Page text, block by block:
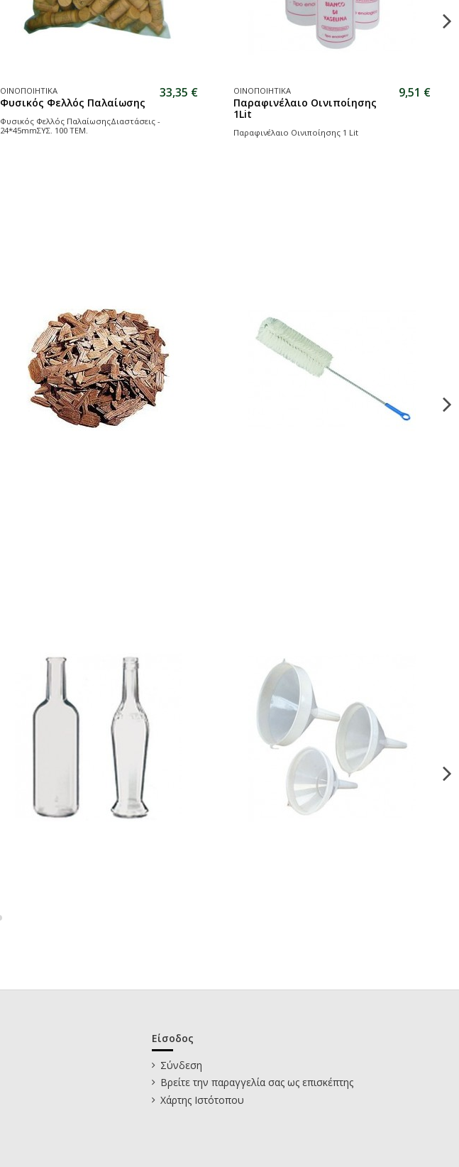
ΟΙΝΟΠΟΙΗΤΙΚΑ
Φυσικός Φελλός Παλαίωσης
33,35 €
Φυσικός Φελλός ΠαλαίωσηςΔιαστάσεις -
24*45mmΣΥΣ. 100 ΤΕΜ.
ΟΙΝΟΠΟΙΗΤΙΚΑ
Παραφινέλαιο Οινιποίησης
1Lit
9,51 €
Παραφινέλαιο Οινιποίησης 1 Lit
Είσοδος
Σύνδεση
Βρείτε την παραγγελία σας ως επισκέπτης
Χάρτης Ιστότοπου